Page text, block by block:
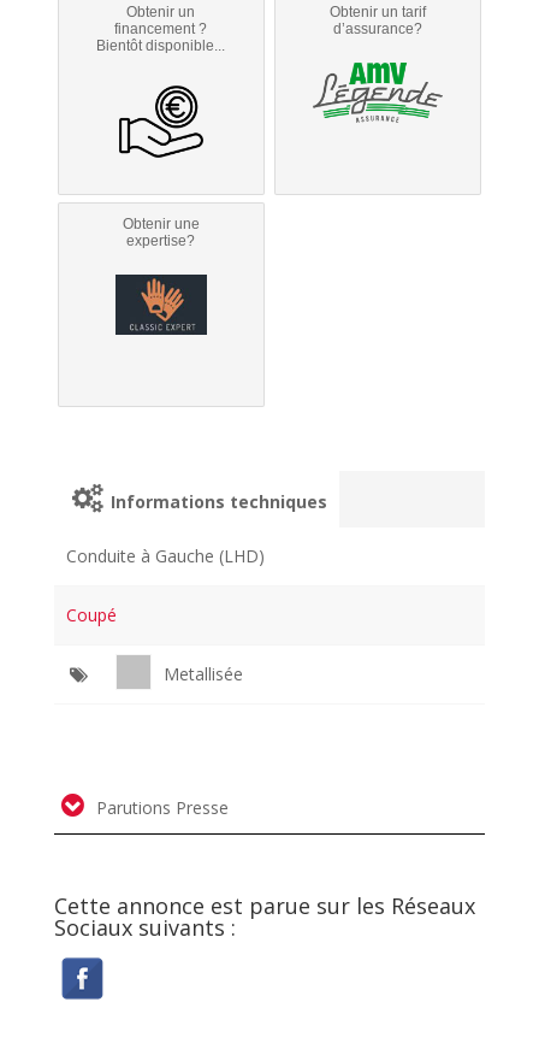
Obtenir un
financement ?
Bientôt disponible...
Obtenir un tarif
d’assurance?
Obtenir une
expertise?
Informations techniques
Conduite à Gauche (LHD)
Coupé
Metallisée
Parutions Presse
Cette annonce est parue sur les Réseaux
Sociaux suivants :